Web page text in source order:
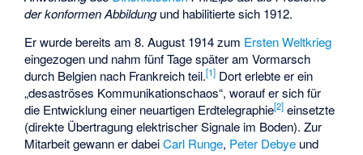
der konformen Abbildungund habilitierte sich 1912.
Er wurde bereits am 8. August 1914 zum Ersten Weltkrieg
eingezogen und nahm fünf Tage später am Vormarsch
durch Belgien nach Frankreich teil.[1] Dort erlebte er ein
„desaströses Kommunikationschaos“, worauf er sich für
die Entwicklung einer neuartigen Erdtelegraphie[2] einsetzte
(direkte Übertragung elektrischer Signale im Boden). Zur
Mitarbeit gewann er dabeiCarl Runge, Peter Debye und